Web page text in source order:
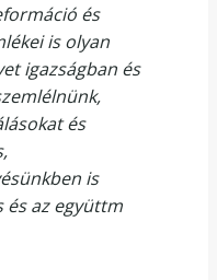
és
is olyan
igazságban és
és
is
és az együttm